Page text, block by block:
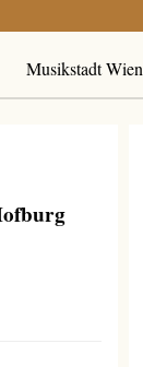
Musikstadt Wien